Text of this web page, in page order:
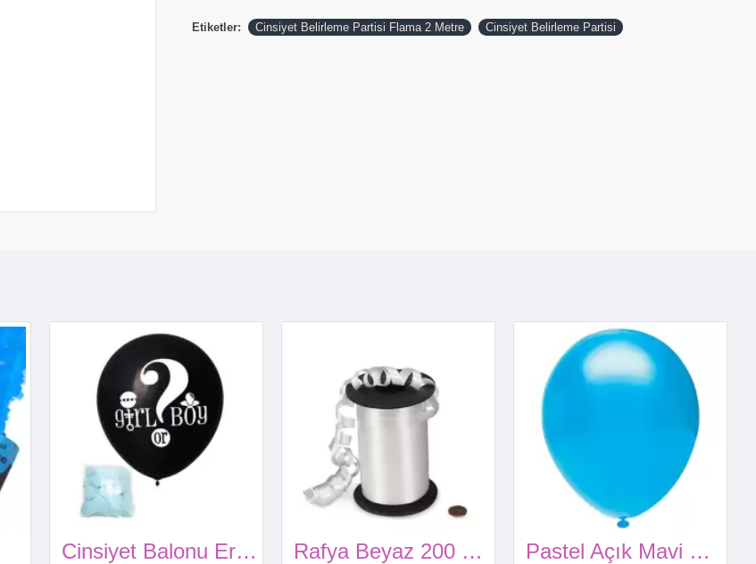
Etiketler: Cinsiyet Belirleme Partisi Flama 2 Metre Cinsiyet Belirleme Partisi
Cinsiyet Balonu Erkek İçin Büyük Boy Rafya Beyaz 200 metre Pastel Açık Mavi Balon 15 Adet